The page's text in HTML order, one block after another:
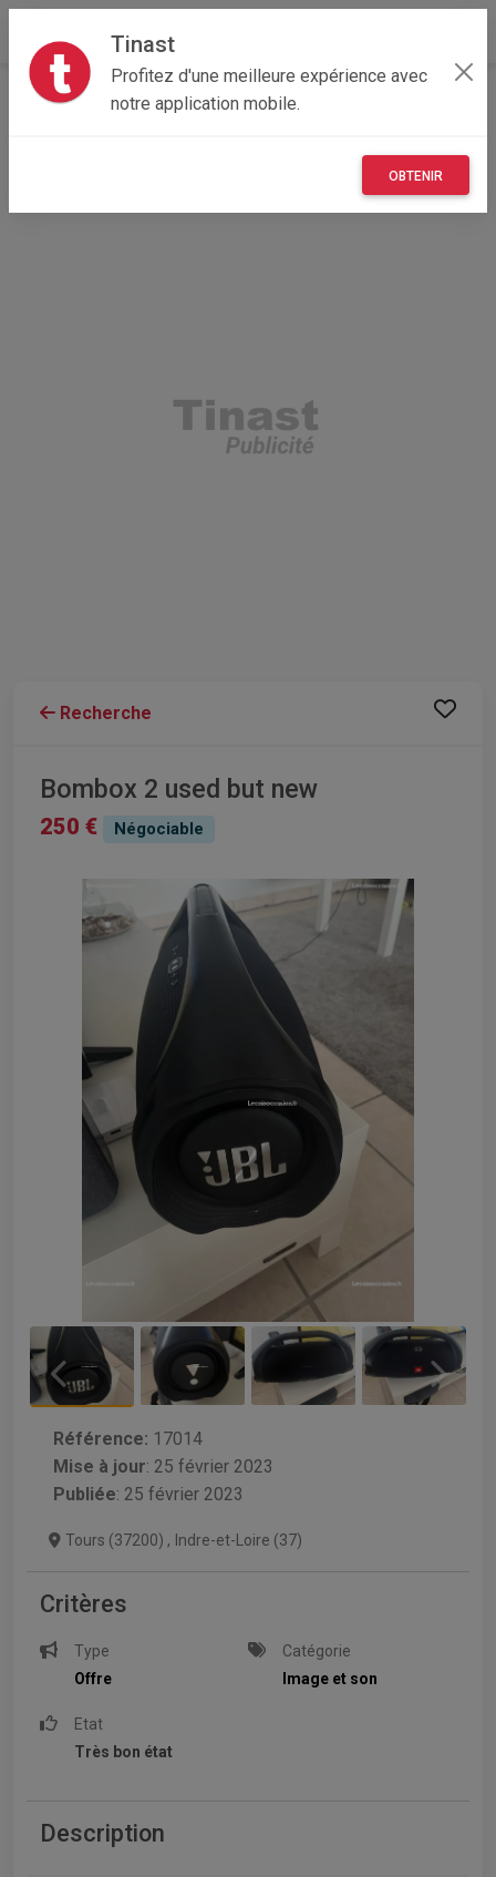
Tinast
Profitez d'une meilleure expérience avec
notre application mobile.
OBTENIR
Accueil Multimedia
Centre-Val de Loire
Recherche
Bombox 2 used but new
250 € Négociable
Référence: 17014
Mise à jour: 25 février 2023
Publiée: 25 février 2023
Tours (37200) , Indre-et-Loire (37)
Critères
Type
Offre
Catégorie
Image et son
Etat
Très bon état
Description